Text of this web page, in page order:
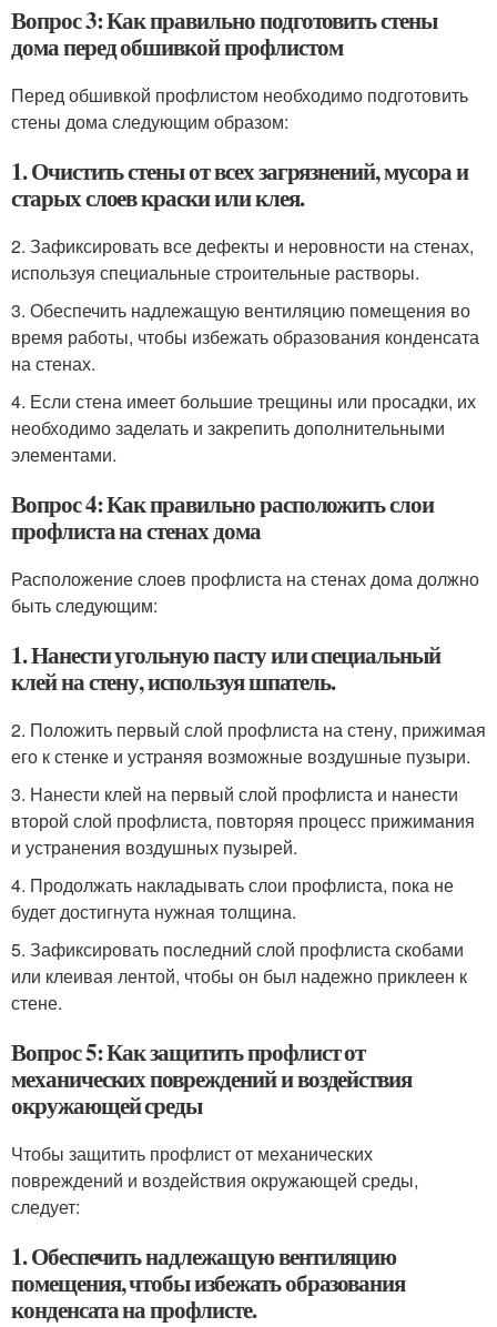
Вопрос 3: Как правильно подготовить стены
дома перед обшивкой профлистом
Перед обшивкой профлистом необходимо подготовить
стены дома следующим образом:
1. Очистить стены от всех загрязнений, мусора и
старых слоев краски или клея.
2. Зафиксировать все дефекты и неровности на стенах,
используя специальные строительные растворы.
3. Обеспечить надлежащую вентиляцию помещения во
время работы, чтобы избежать образования конденсата
на стенах.
4. Если стена имеет большие трещины или просадки, их
необходимо заделать и закрепить дополнительными
элементами.
Вопрос 4: Как правильно расположить слои
профлиста на стенах дома
Расположение слоев профлиста на стенах дома должно
быть следующим:
1. Нанести угольную пасту или специальный
клей на стену, используя шпатель.
2. Положить первый слой профлиста на стену, прижимая
его к стенке и устраняя возможные воздушные пузыри.
3. Нанести клей на первый слой профлиста и нанести
второй слой профлиста, повторяя процесс прижимания
и устранения воздушных пузырей.
4. Продолжать накладывать слои профлиста, пока не
будет достигнута нужная толщина.
5. Зафиксировать последний слой профлиста скобами
или клеивая лентой, чтобы он был надежно приклеен к
стене.
Вопрос 5: Как защитить профлист от
механических повреждений и воздействия
окружающей среды
Чтобы защитить профлист от механических
повреждений и воздействия окружающей среды,
следует:
1. Обеспечить надлежащую вентиляцию
помещения, чтобы избежать образования
конденсата на профлисте.